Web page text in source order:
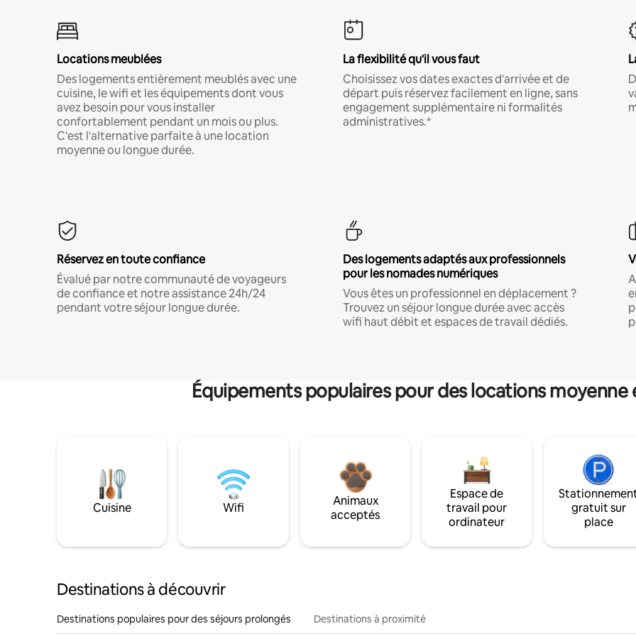
Locations meublées
Des logements entièrement meublés avec une
cuisine, le wifi et les équipements dont vous
avez besoin pour vous installer
confortablement pendant un mois ou plus.
C'est l'alternative parfaite à une location
moyenne ou longue durée.
La flexibilité qu'il vous faut
Choisissez vos dates exactes d'arrivée et de
départ puis réservez facilement en ligne, sans
engagement supplémentaire ni formalités
administratives.*
Réservez en toute confiance
Évalué par notre communauté de voyageurs
de confiance et notre assistance 24h/24
pendant votre séjour longue durée.
Des logements adaptés aux professionnels
pour les nomades numériques
Vous êtes un professionnel en déplacement ?
Trouvez un séjour longue durée avec accès
wifi haut débit et espaces de travail dédiés.
Équipements populaires pour des locations
Cuisine Wifi
Animaux
acceptés
Espace de
travail pour
ordinateur
gratuit sur
place
Destinations à découvrir
Destinations populaires pour des séjours prolongés Destinations à proximité